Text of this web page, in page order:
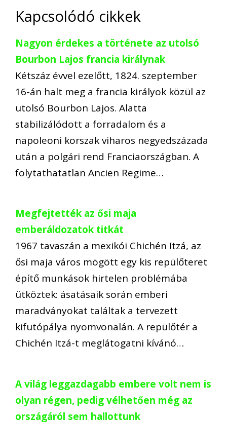
Kapcsolódó cikkek
Nagyon érdekes a története az utolsó
Bourbon Lajos francia királynak
Kétszáz évvel ezelőtt, 1824. szeptember
16-án halt meg a francia királyok közül az
utolsó Bourbon Lajos. Alatta
stabilizálódott a forradalom és a
napoleoni korszak viharos negyedszázada
után a polgári rend Franciaországban. A
folytathatatlan Ancien Regime…
Megfejtették az ősi maja
emberáldozatok titkát
1967 tavaszán a mexikói Chichén Itzá, az
ősi maja város mögött egy kis repülőteret
építő munkások hirtelen problémába
ütköztek: ásatásaik során emberi
maradványokat találtak a tervezett
kifutópálya nyomvonalán. A repülőtér a
Chichén Itzá-t meglátogatni kívánó…
A világ leggazdagabb embere volt nem is
olyan régen, pedig vélhetően még az
országáról sem hallottunk